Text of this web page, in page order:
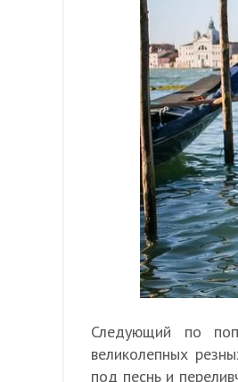
Следующий по
великолепных
под песнь и